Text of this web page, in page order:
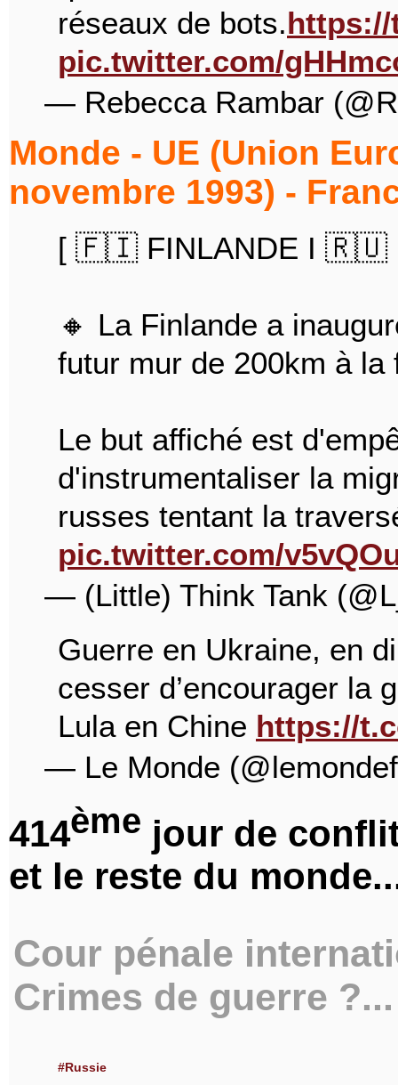
réseaux de bots.https://
pic.twitter.com/
— Rebecca Rambar
Monde - UE (Union
novembre 1993) -
[ 🇫🇮 FINLANDE I 🇷🇺
🔸 La Finlande a
futur mur de 200km à
Le but affiché est
d'instrumentaliser la
russes tentant la
pic.twitter.com/
— (Little) Think Tank
Guerre en Ukraine, en
cesser d’encourager la
Lula en Chine https://
— Le Monde
414ème jour de
et le reste du
Cour pénale
Crimes de guerre ?...
#Russie